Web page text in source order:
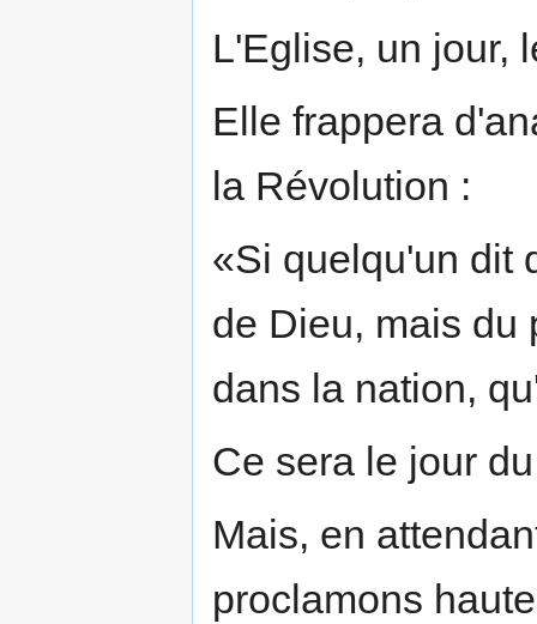
L'Eglise, un jour,
Elle frappera
la Révolution :
«Si quelqu'un dit
de Dieu, mais du
dans la nation,
Ce sera le jour
Mais, en
proclamons